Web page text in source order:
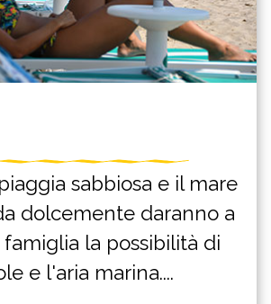
sabbiosa e il mare
dolcemente daranno a
la possibilità di
e l'aria marina....